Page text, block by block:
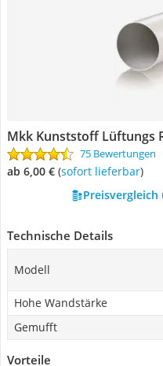
Mkk Kunststoff Lüftungs
75 Bewertungen
ab 6,00 € ( Sofort lieferbar)
Technische Details
Modell
Hohe Wandstärke
Gemufft
Vorteile